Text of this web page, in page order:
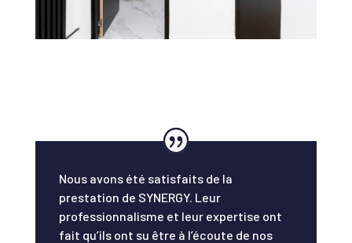
Nous avons été satisfaits de la
prestation de SYNERGY. Leur
professionnalisme et leur expertise ont
fait qu’ils ont su être à l’écoute de nos